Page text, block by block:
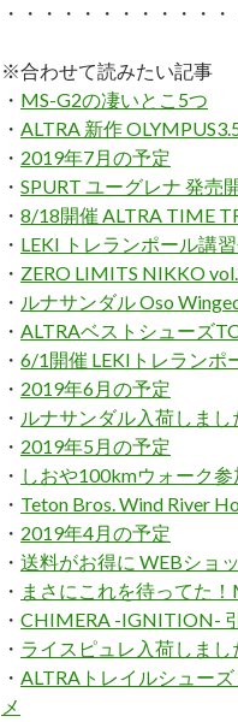
・・・・・・・・・・・・
※合わせて読みたい記事
・ MS-G2の凄いとこ5つ
・ ALTRA 新作
・ 2019年7月の予定
・ SPURT ユーグレナ 発売
・ 8/18開催 ALTRA TIME
・ LEKI トレランポール講
・ ZERO LIMITS NIKKO
・ ルナサンダル Oso
・ ALTRAベストシューズ
・ 6/1開催 LEKIトレランポ
・ 2019年6月の予定
・ ルナサンダル入荷しまし
・ 2019年5月の予定
・ しおや100kmウォーク
・ Teton Bros. Wind River
・ 2019年4月の予定
・ 送料がお得に WEBショ
・ まさにこれを待ってた
・ CHIMERA -IGNITION-
・ ライスピュレ入荷しまし
・ ALTRAトレイルシュー
メ